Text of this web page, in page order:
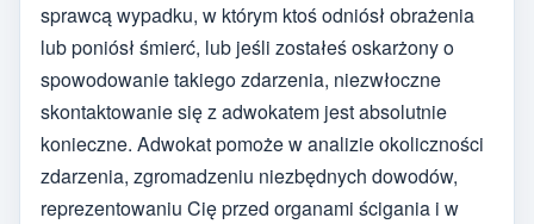
sprawcą wypadku, w którym ktoś odniósł obrażenia
lub poniósł śmierć, lub jeśli zostałeś oskarżony o
spowodowanie takiego zdarzenia, niezwłoczne
skontaktowanie się z adwokatem jest absolutnie
konieczne. Adwokat pomoże w analizie okoliczności
zdarzenia, zgromadzeniu niezbędnych dowodów,
reprezentowaniu Cię przed organami ścigania i w